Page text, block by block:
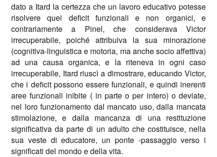
dato a Itard la certezza che un lavoro educativo potesse
risolvere quei deficit funzionali e non organici, e
contrariamente a Pinel, che considerava Victor
irrecuperabile, poiché attribuiva la sua minorazione
(cognitiva-linguistica e motoria, ma anche socio affettiva)
ad una causa organica, e la riteneva in ogni caso
irrecuperabile, Itard riuscì a dimostrare, educando Victor,
che i deficit possono essere funzionali, e quindi inerenti
aree funzionali inibite ( in parte o per intero) o deviate,
nel loro funzionamento dal mancato uso, dalla mancata
stimolazione, e dalla mancanza di una restituzione
significativa da parte di un adulto che costituisce, nella
sua veste di educatore, un ponte -passaggio verso i
significati del mondo e della vita.